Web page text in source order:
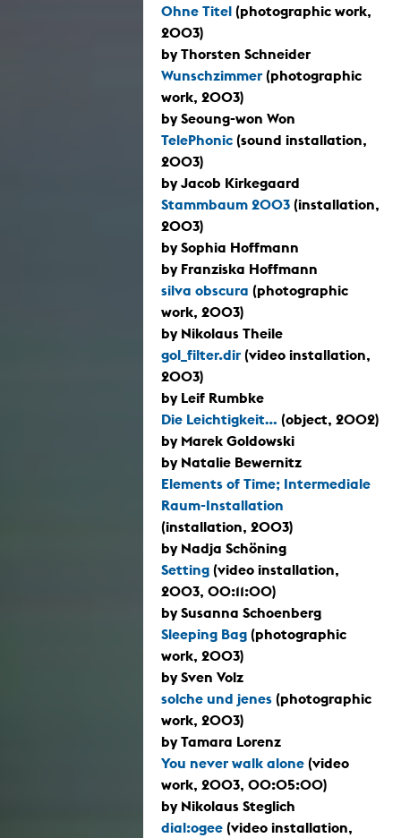
Ohne Titel (photographic work,
2003)
by Thorsten Schneider
Wunschzimmer (photographic
work, 2003)
by Seoung-won Won
TelePhonic (sound installation,
2003)
by Jacob Kirkegaard
Stammbaum 2003 (installation,
2003)
by Sophia Hoffmann
by Franziska Hoffmann
silva obscura (photographic
work, 2003)
by Nikolaus Theile
gol_filter.dir (video installation,
2003)
by Leif Rumbke
Die Leichtigkeit... (object, 2002)
by Marek Goldowski
by Natalie Bewernitz
Elements of Time; Intermediale
Raum-Installation
(installation, 2003)
by Nadja Schöning
Setting (video installation,
2003, 00:11:00)
by Susanna Schoenberg
Sleeping Bag (photographic
work, 2003)
by Sven Volz
solche und jenes (photographic
work, 2003)
by Tamara Lorenz
You never walk alone (video
work, 2003, 00:05:00)
by Nikolaus Steglich
dial:ogee (video installation,